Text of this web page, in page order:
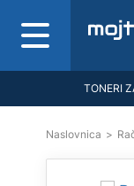
TONERI
Naslovnica >